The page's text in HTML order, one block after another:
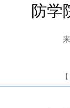
防学
【